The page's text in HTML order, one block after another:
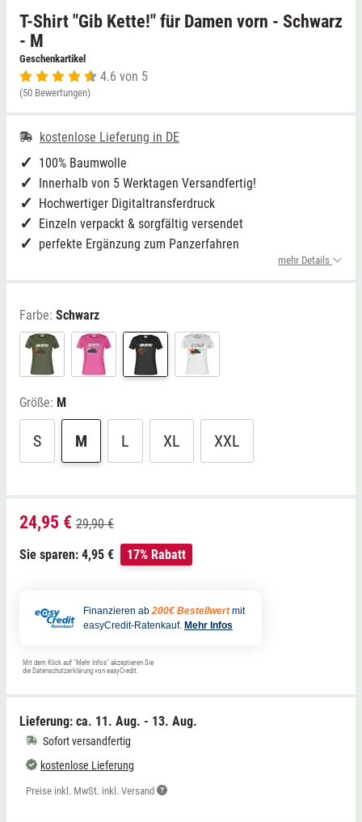
T-Shirt "Gib Kette!" für Damen vorn - Schwarz
- M
Geschenkartikel
4.6 von 5
(50 Bewertungen)
kostenlose Lieferung in DE
100% Baumwolle
Innerhalb von 5 Werktagen Versandfertig!
Hochwertiger Digitaltransferdruck
Einzeln verpackt & sorgfältig versendet
perfekte Ergänzung zum Panzerfahren
mehr Details
Farbe: Schwarz
Größe: M
S M L XL XXL
24,95 € 29,90 €
Sie sparen: 4,95 €
17% Rabatt
Finanzieren ab 200€ Bestellwert mit
easyCredit-Ratenkauf. Mehr Infos
Mit dem Klick auf "Mehr Infos" akzeptieren Sie
die Datenschutzerklärung von easyCredit.
Lieferung: ca. 11. Aug. - 13. Aug.
Sofort versandfertig
kostenlose Lieferung
Preise inkl. MwSt. inkl. Versand
Niedersachsen
NRW
Saarland
Sachsen
Sachsen-Anhalt
Grimmen (MV)
Rostock/Sanitz (MV)
Thale
Weißwasser